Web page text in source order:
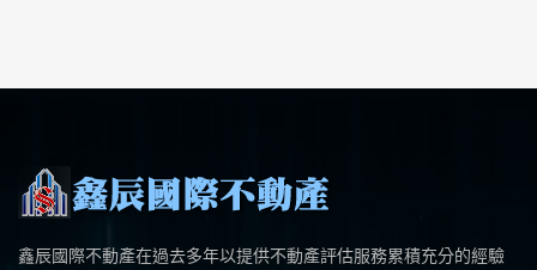
鑫辰國際不動產在過去多年以提供不動產評估服務累積充分的經驗